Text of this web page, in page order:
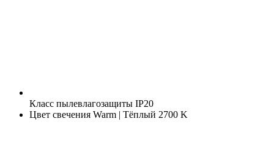
Класс пылевлагозащиты IP20
Цвет свечения Warm | Тёплый 2700 K